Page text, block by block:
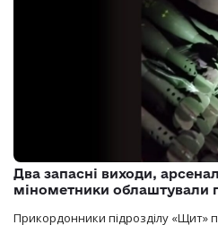
Два запасні виходи,
мінометники облаштували
Прикордонники підрозділу «Щит»